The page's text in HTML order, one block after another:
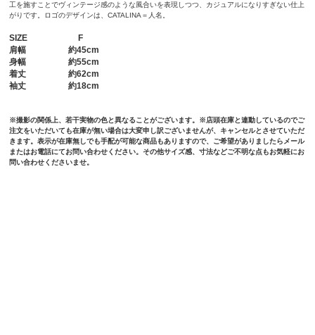
工を施すことでヴィンテージ感のような風合いを表現しつつ、カジュアルになりすぎない仕上
がりです。ロゴのデザインは、CATALINA＝人名。
SIZE
F
肩幅 約45cm
身幅 約55cm
着丈 約62cm
袖丈 約18cm
※撮影の関係上、若干実物の色と異なることがございます。※店頭在庫と連動しているのでご
注文をいただいても在庫が無い場合は大変申し訳ございませんが、キャンセルとさせていただ
きます。表示が在庫無しでも手配が可能な商品もありますので、ご希望がありましたらメール
またはお電話にてお問い合わせください。その他サイズ感、寸法などご不明な点もお気軽にお
問い合わせくださいませ。